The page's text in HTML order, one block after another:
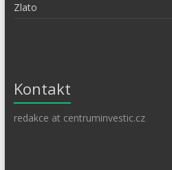
Zlato
Kontakt
redakce at centruminvestic.cz